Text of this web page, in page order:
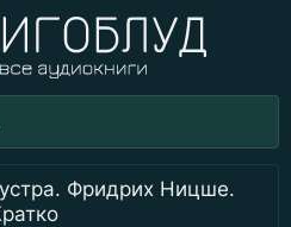
Фридрих Ницше.